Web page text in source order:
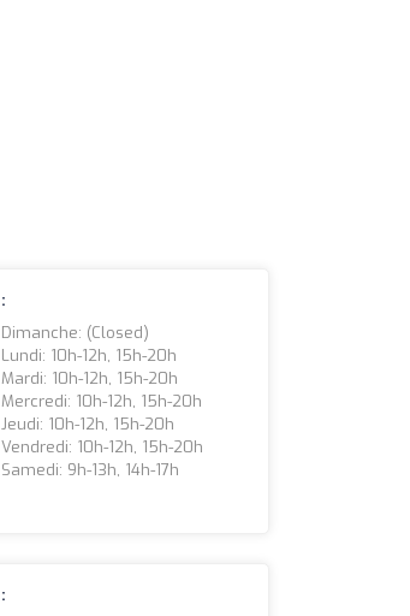
:
Dimanche: (closed)
Lundi: 10h-12h, 15h-20h
Mardi: 10h-12h, 15h-20h
Mercredi: 10h-12h, 15h-20h
Jeudi: 10h-12h, 15h-20h
Vendredi: 10h-12h, 15h-20h
Samedi: 9h-13h, 14h-17h
: